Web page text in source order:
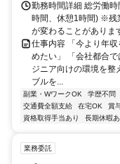
勤務時間詳細 総労働
時間、休憩1時間) ※残
が変わることがありま
仕事内容 「今より年
めたい」 「会社都合
ジニア向けの環境を整
ブルを...
副業・WワークOK 学歴不問
交通費全額支給
在宅OK 賞
資格取得手当あり
長期休暇あ
業務委託